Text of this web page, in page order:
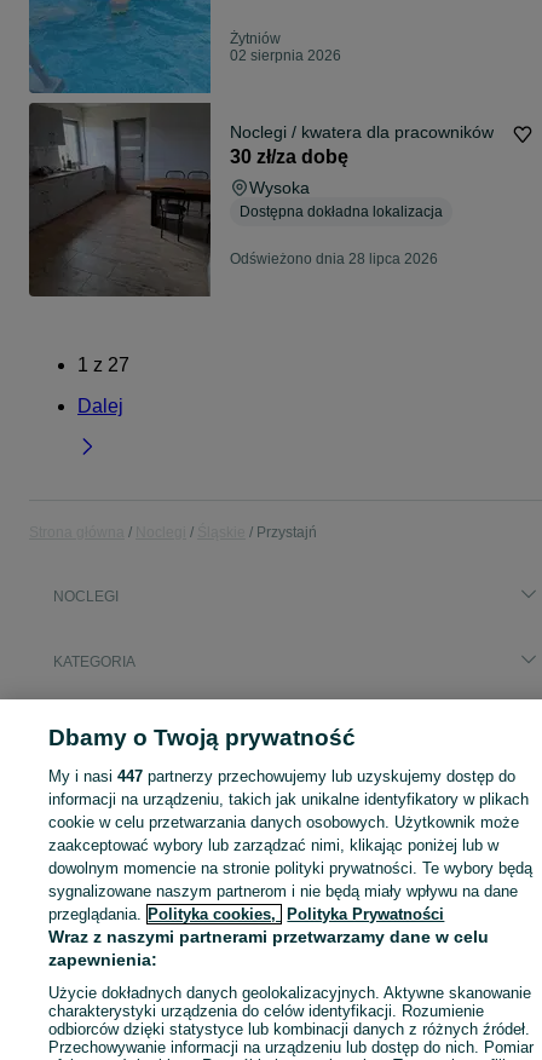
Żytniów
02 sierpnia 2026
Noclegi / kwatera dla pracowników
30 zł/za dobę
Wysoka
Dostępna dokładna lokalizacja
Odświeżono dnia 28 lipca 2026
1 z 27
Dalej
Przystajń
NOCLEGI
KATEGORIA
Mapa kategorii
Mapa miejscowości
Mapa ministron
Popularne wyszukiwania
Dbamy o Twoją prywatność
My i nasi447 partnerzy przechowujemy lub uzyskujemy dostęp do
informacji na urządzeniu, takich jak unikalne identyfikatory w plikach
cookie w celu przetwarzania danych osobowych. Użytkownik może
zaakceptować wybory lub zarządzać nimi, klikając poniżej lub w
dowolnym momencie na stronie polityki prywatności. Te wybory będą
sygnalizowane naszym partnerom i nie będą miały wpływu na dane
przeglądania. Polityka cookies, Polityka Prywatności
Wraz z naszymi partnerami przetwarzamy dane w celu
zapewnienia:
Użycie dokładnych danych geolokalizacyjnych. Aktywne skanowanie
charakterystyki urządzenia do celów identyfikacji. Rozumienie
odbiorców dzięki statystyce lub kombinacji danych z różnych źródeł.
Przechowywanie informacji na urządzeniu lub dostęp do nich. Pomiar